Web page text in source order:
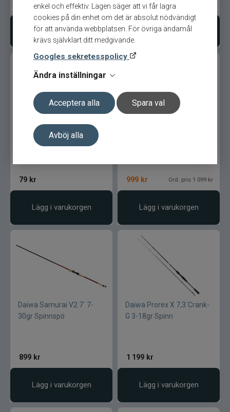
enkel och effektiv. Lagen säger att vi får lagra
cookies på din enhet om det är absolut nödvändigt
för att använda webbplatsen. För övriga ändamål
krävs självklart ditt medgivande.
Googles sekretesspolicy
Ändra inställningar
Acceptera alla Spara val
Avböj alla
kr
Bevaka produkt
79 kr
Välj variant
Fuji Hot Glue
79 kr
Lägg i varukorgen
999 kr Ord. pris 1 099 kr
Lägg i varukorgen
Daiwa Samurai V2 7´ 7-
30gr Spinnspö
899 kr
Lägg i varukorgen
Daiwa Prorex X 7,3´Crank-
G 3-18gr Spinn
1 199 kr
Lägg i varukorgen